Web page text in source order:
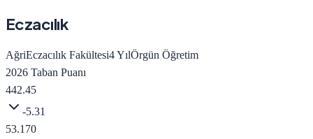
Eczacılık
AğriEczacılık Fakültesi4YılÖrgün Öğretim
2026 Taban Puanı
442.45
-5.31
53.170